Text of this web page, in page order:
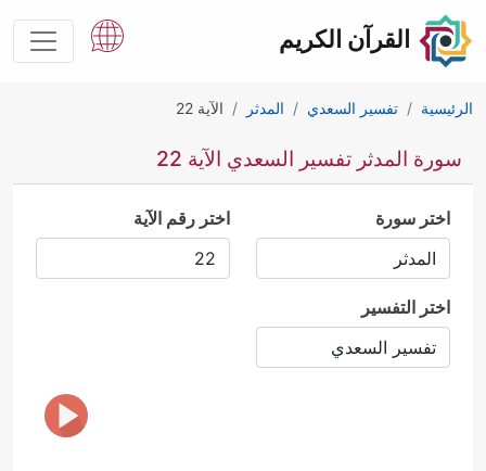
القرآن الكريم
الرئيسية تفسير السعدي المدثر الآية 22
سورة المدثر تفسير السعدي الآية 22
اختر سورة اختر رقم الآية
اختر التفسير